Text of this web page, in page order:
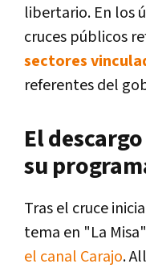
libertario. En los
cruces públicos
sectores
referentes del
El
su
Tras el cruce
tema en "La
el canal Carajo.